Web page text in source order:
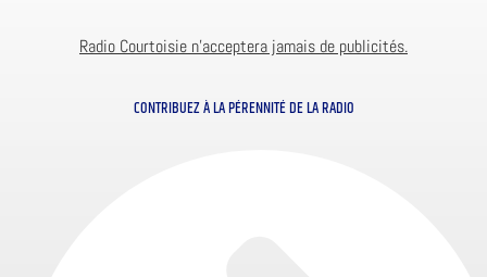
Radio Courtoisie n’acceptera jamais de publicités.
CONTRIBUEZ À LA PÉRENNITÉ DE LA RADIO